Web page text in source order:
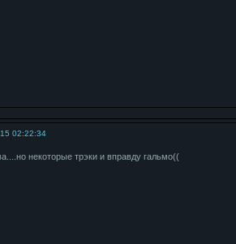
02:22:34
некоторые трэки и вправду гальмо((